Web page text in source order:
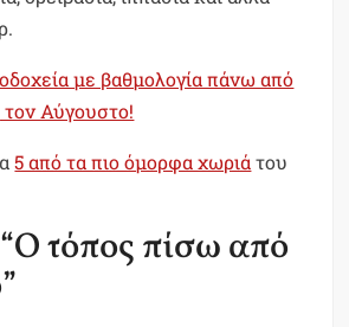
με βαθμολογία πάνω από
τον Αύγουστο!
5 από τα πιο όμορφα χωριάτου
τόπος πίσω από